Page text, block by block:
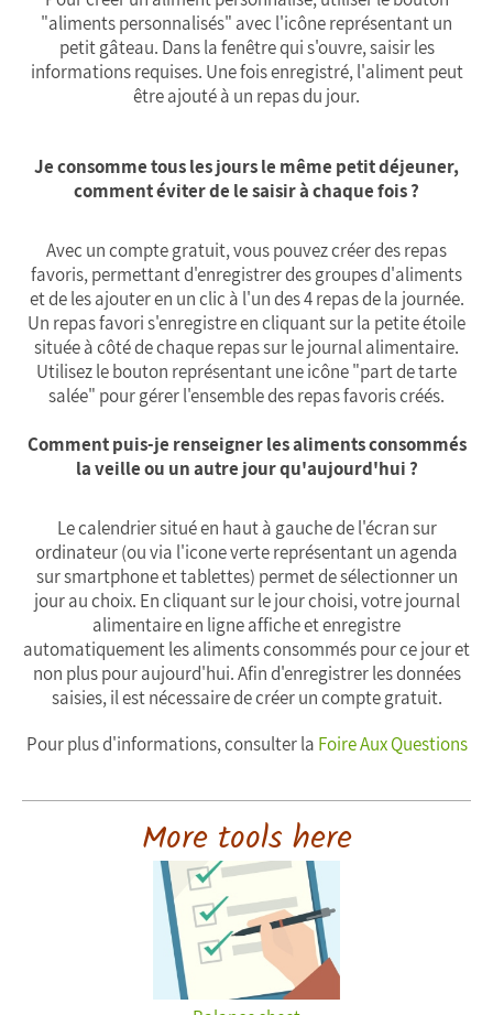
"aliments personnalisés" avec l'icône représentant un
petit gâteau. Dans la fenêtre qui s'ouvre, saisir les
informations requises. Une fois enregistré, l'aliment peut
être ajouté à un repas du jour.
Je consomme tous les jours le même petit déjeuner,
comment éviter de le saisir à chaque fois ?
Avec un compte gratuit, vous pouvez créer des repas
favoris, permettant d'enregistrer des groupes d'aliments
et de les ajouter en un clic à l'un des 4 repas de la journée.
Un repas favori s'enregistre en cliquant sur la petite étoile
située à côté de chaque repas sur le journal alimentaire.
Utilisez le bouton représentant une icône "part de tarte
salée" pour gérer l'ensemble des repas favoris créés.
Comment puis-je renseigner les aliments consommés
la veille ou un autre jour qu'aujourd'hui ?
Le calendrier situé en haut à gauche de l'écran sur
ordinateur (ou via l'icone verte représentant un agenda
sur smartphone et tablettes) permet de sélectionner un
jour au choix. En cliquant sur le jour choisi, votre journal
alimentaire en ligne affiche et enregistre
automatiquement les aliments consommés pour ce jour et
non plus pour aujourd'hui. Afin d'enregistrer les données
saisies, il est nécessaire de créer un compte gratuit.
Pour plus d'informations, consulter la Foire Aux Questions
More tools here